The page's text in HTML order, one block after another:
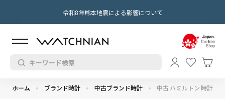
令和8年熊本地震による影響について
ホーム ブランド時計 中古ブランド時計 中古 ハミルトン 時計